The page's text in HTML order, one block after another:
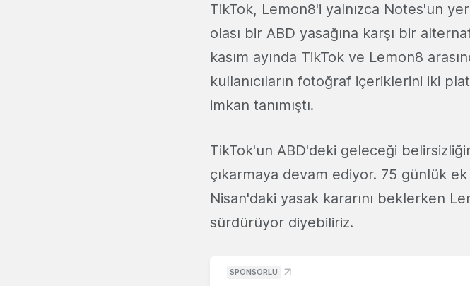
TikTok, Lemon8'i yalnızca Notes'un
olası bir ABD yasağına karşı bir
kasım ayında TikTok ve Lemon8
kullanıcıların fotoğraf içeriklerini iki
imkan tanımıştı.
TikTok'un ABD'deki geleceği
çıkarmaya devam ediyor. 75 günlük
Nisan'daki yasak kararını beklerken
sürdürüyor diyebiliriz.
SPONSORLU